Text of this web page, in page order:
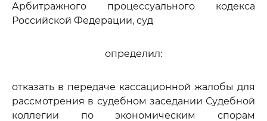
Арбитражного процессуального кодекса
Российской Федерации, суд
определил:
отказать в передаче кассационной жалобы для
рассмотрения в судебном заседании Судебной
коллегии по экономическим спорам